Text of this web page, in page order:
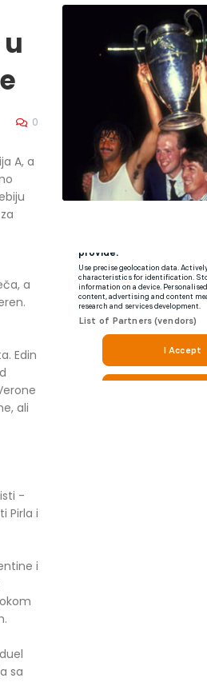
0
A, a
a
Edin
ali
-
Pirla i
i
sa